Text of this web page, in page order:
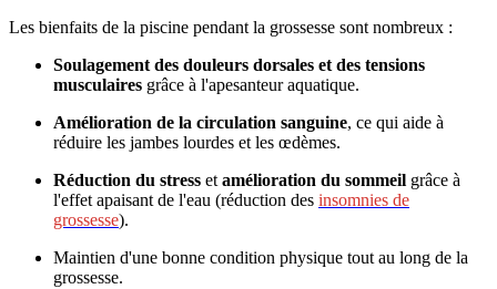
Les bienfaits de la piscine pendant la grossesse sont nombreux :
Soulagement des douleurs dorsales et des tensions
musculaires grâce à l'apesanteur aquatique.
Amélioration de la circulation sanguine, ce qui aide à
réduire les jambes lourdes et les œdèmes.
Réduction du stress et amélioration du sommeil grâce à
l'effet apaisant de l'eau (réduction des insomnies de
grossesse).
Maintien d'une bonne condition physique tout au long de la
grossesse.